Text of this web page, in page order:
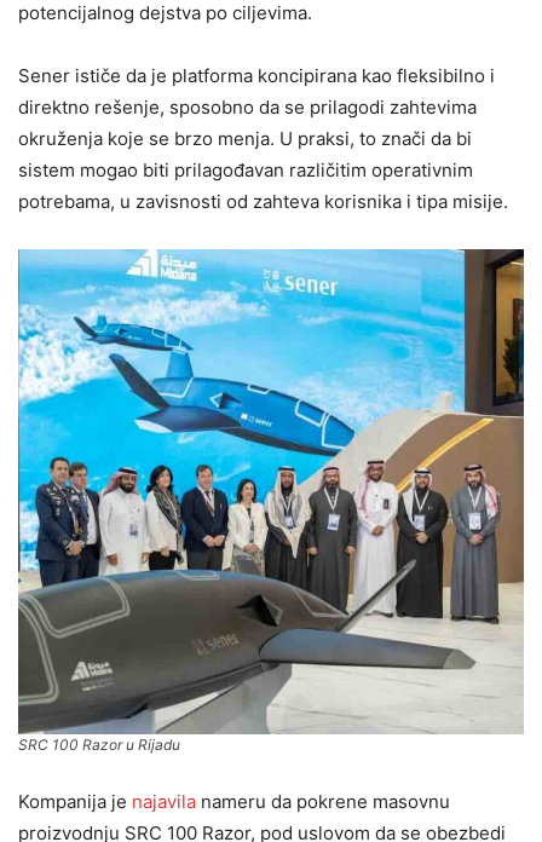
potencijalnog dejstva po ciljevima.
Sener ističe da je platforma koncipirana kao fleksibilno i
direktno rešenje, sposobno da se prilagodi zahtevima
okruženja koje se brzo menja. U praksi, to znači da bi
sistem mogao biti prilagođavan različitim operativnim
potrebama, u zavisnosti od zahteva korisnika i tipa misije.
SRC 100 Razor u Rijadu
Kompanija je najavila nameru da pokrene masovnu
proizvodnju SRC 100 Razor, pod uslovom da se obezbedi